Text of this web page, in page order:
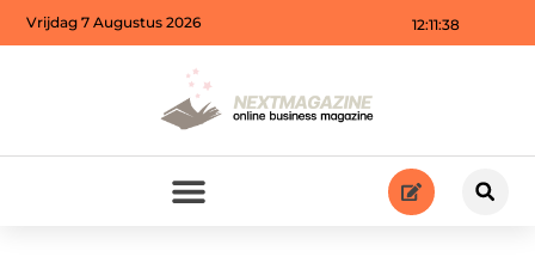
12:11:40
Vrijdag 7 Augustus 2026